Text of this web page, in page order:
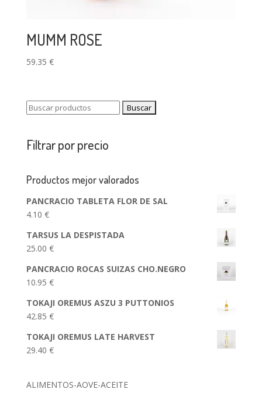
MUMM ROSE
59.35 €
Buscar:
Filtrar por precio
Productos mejor valorados
PANCRACIO TABLETA FLOR DE SAL
4.10 €
TARSUS LA DESPISTADA
25.00 €
PANCRACIO ROCAS SUIZAS CHO.NEGRO
10.95 €
TOKAJI OREMUS ASZU 3 PUTTONIOS
42.85 €
TOKAJI OREMUS LATE HARVEST
29.40 €
ALIMENTOS-AOVE-ACEITE